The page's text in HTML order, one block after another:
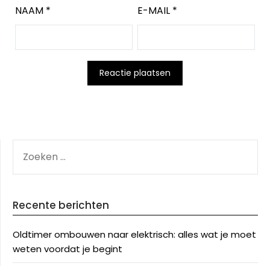
NAAM * E-MAIL *
NAAR:
Recente berichten
Oldtimer ombouwen naar elektrisch: alles wat je moet
weten voordat je begint